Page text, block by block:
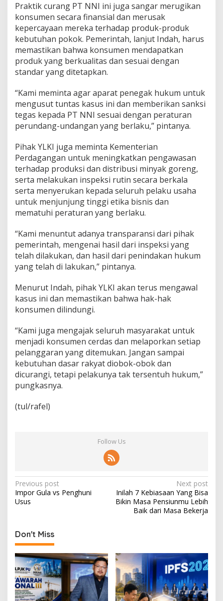
Praktik curang PT NNI ini juga sangar merugikan
konsumen secara finansial dan merusak
kepercayaan mereka terhadap produk-produk
kebutuhan pokok. Pemerintah, lanjut Indah, harus
memastikan bahwa konsumen mendapatkan
produk yang berkualitas dan sesuai dengan
standar yang ditetapkan.
“Kami meminta agar aparat penegak hukum untuk
mengusut tuntas kasus ini dan memberikan sanksi
tegas kepada PT NNI sesuai dengan peraturan
perundang-undangan yang berlaku,” pintanya.
Pihak YLKI juga meminta Kementerian
Perdagangan untuk meningkatkan pengawasan
terhadap produksi dan distribusi minyak goreng,
serta melakukan inspeksi rutin secara berkala
serta menyerukan kepada seluruh pelaku usaha
untuk menjunjung tinggi etika bisnis dan
mematuhi peraturan yang berlaku.
“Kami menuntut adanya transparansi dari pihak
pemerintah, mengenai hasil dari inspeksi yang
telah dilakukan, dan hasil dari penindakan hukum
yang telah di lakukan,” pintanya.
Menurut Indah, pihak YLKI akan terus mengawal
kasus ini dan memastikan bahwa hak-hak
konsumen dilindungi.
“Kami juga mengajak seluruh masyarakat untuk
menjadi konsumen cerdas dan melaporkan setiap
pelanggaran yang ditemukan. Jangan sampai
kebutuhan dasar rakyat diobok-obok dan
dicurangi, tetapi pelakunya tak tersentuh hukum,”
pungkasnya.
(tul/rafel)
Follow Us
P
o
t
n
a
v
i
Previous post
Impor Gula vs Penghuni
Usus
Next post
Inilah 7 Kebiasaan Yang Bisa
Bikin Masa Pensiunmu Lebih
Baik dari Masa Bekerja
Don't Miss